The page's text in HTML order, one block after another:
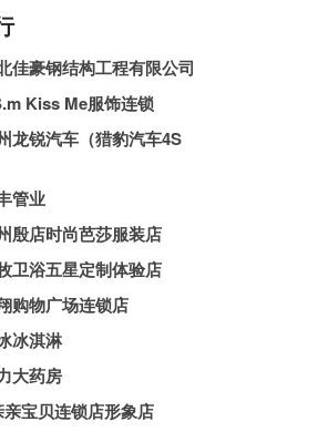
佳豪钢结构工程有限公司
Kiss Me服饰连锁
龙锐汽车（猎豹汽车4S
管业
殷店时尚芭莎服装店
卫浴五星定制体验店
购物广场连锁店
冰淇淋
大药房
亲宝贝连锁店形象店